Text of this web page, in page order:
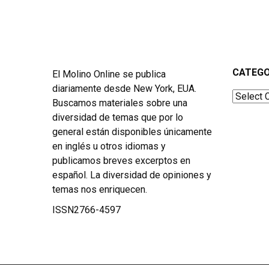
El Molino Online se publica
diariamente desde New York, EUA.
Buscamos materiales sobre una
diversidad de temas que por lo
general están disponibles únicamente
en inglés u otros idiomas y
publicamos breves excerptos en
español. La diversidad de opiniones y
temas nos enriquecen.
ISSN2766-4597